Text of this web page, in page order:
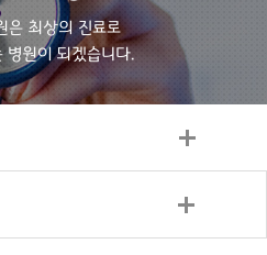
은 최상의 진료로
병원이 되겠습니다.